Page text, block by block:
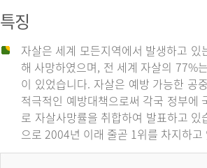
특징
자살은 세계 모든지역에서 발생하고
해 사망하였으며, 전 세계 자살의 77%
이 있었습니다. 자살은 예방 가능한 공
적극적인 예방대책으로써 각국 정부에
로 자살사망률을 취합하여 발표하고
으로 2004년 이래 줄곧 1위를 차지하고